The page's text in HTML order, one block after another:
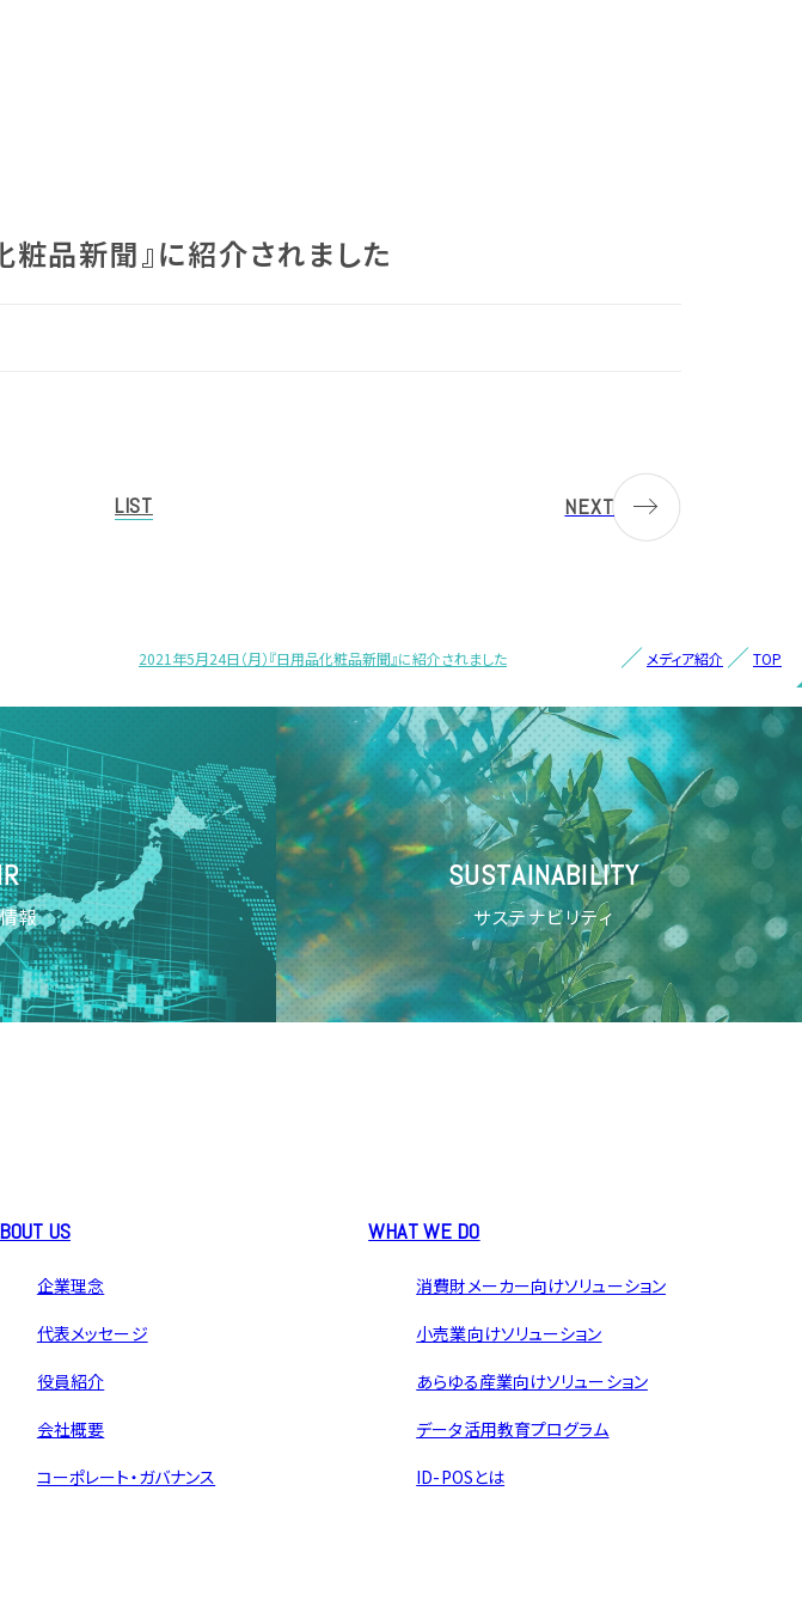
品新聞』に紹介されました
LIST NEXT
TOP
メディア紹介
2021年5月24日（月）『日用品化粧品新聞』に紹介されました
報
SUSTAINABILITY
サステナビリティ
US
企業理念
代表メッセージ
役員紹介
会社概要
コーポレート・ガバナンス
WHAT WE DO
消費財メーカー向けソリューション
小売業向けソリューション
あらゆる産業向けソリューション
データ活用教育プログラム
ID-POSとは